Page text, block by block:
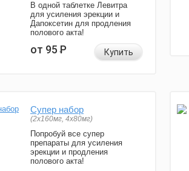
В одной таблетке Левитра
для усиления эрекции и
Дапоксетин для продления
полового акта!
от 95Р Купить
Супер набор
(2х160мг, 4х80мг)
Попробуй все супер
препараты для усиления
эрекции и продления
полового акта!